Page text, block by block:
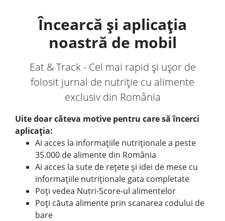
Încearcă și aplicația
noastră de mobil
Eat & Track - Cel mai rapid și ușor de
folosit jurnal de nutriție cu alimente
exclusiv din România
Uite doar câteva motive pentru care să încerci
aplicația:
Ai acces la informațiile nutriționale a peste
35.000 de alimente din România
Ai acces la sute de rețete și idei de mese cu
informațiile nutriționale gata completate
Poți vedea Nutri-Score-ul alimentelor
Poți căuta alimente prin scanarea codului de
bare